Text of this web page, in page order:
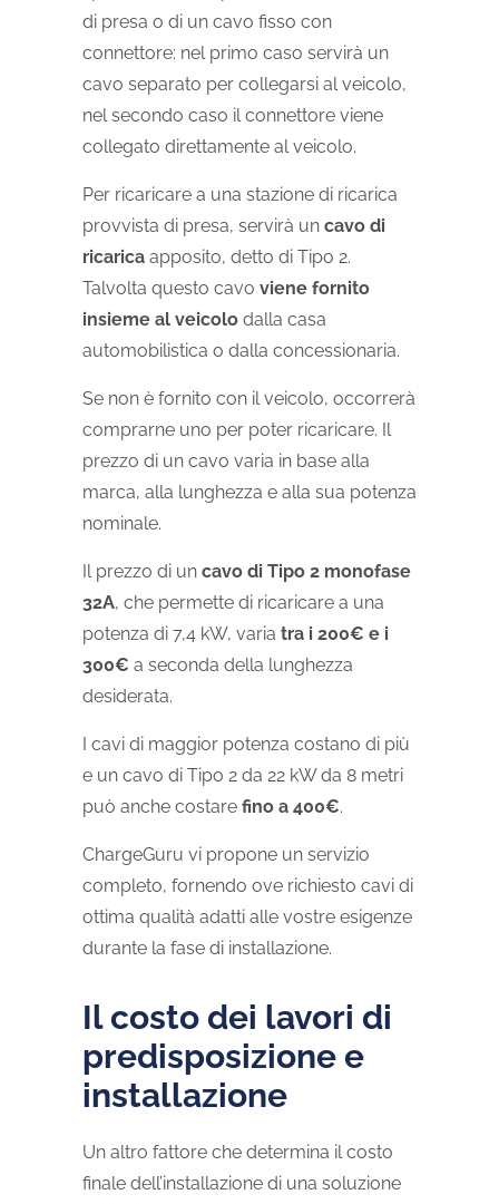
di presa o di un cavo fisso con
connettore: nel primo caso servirà un
cavo separato per collegarsi al veicolo,
nel secondo caso il connettore viene
collegato direttamente al veicolo.
Per ricaricare a una stazione di ricarica
provvista di presa, servirà un cavo di
ricarica apposito, detto di Tipo 2.
Talvolta questo cavo viene fornito
insieme al veicolo dalla casa
automobilistica o dalla concessionaria.
Se non è fornito con il veicolo, occorrerà
comprarne uno per poter ricaricare. Il
prezzo di un cavo varia in base alla
marca, alla lunghezza e alla sua potenza
nominale.
Il prezzo di un cavo di Tipo 2 monofase
32A, che permette di ricaricare a una
potenza di 7,4 kW, varia tra i 200€ e i
300€ a seconda della lunghezza
desiderata.
I cavi di maggior potenza costano di più
e un cavo di Tipo 2 da 22 kW da 8 metri
può anche costare fino a 400€.
ChargeGuru vi propone un servizio
completo, fornendo ove richiesto cavi di
ottima qualità adatti alle vostre esigenze
durante la fase di installazione.
Il costo dei lavori di
predisposizione e
installazione
Un altro fattore che determina il costo
finale dell’installazione di una soluzione